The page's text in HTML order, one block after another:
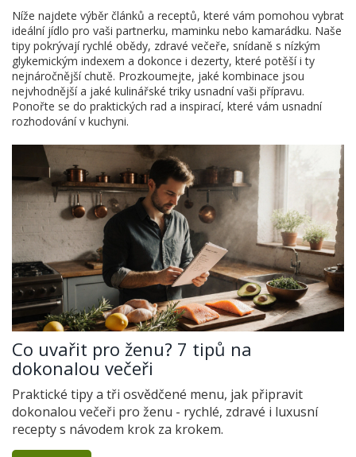
Níže najdete výběr článků a receptů, které vám pomohou vybrat
ideální jídlo pro vaši partnerku, maminku nebo kamarádku. Naše
tipy pokrývají rychlé obědy, zdravé večeře, snídaně s nízkým
glykemickým indexem a dokonce i dezerty, které potěší i ty
nejnáročnější chutě. Prozkoumejte, jaké kombinace jsou
nejvhodnější a jaké kulinářské triky usnadní vaši přípravu.
Ponořte se do praktických rad a inspirací, které vám usnadní
rozhodování v kuchyni.
Co uvařit pro ženu? 7 tipů na
dokonalou večeři
Praktické tipy a tři osvědčené menu, jak připravit
dokonalou večeři pro ženu - rychlé, zdravé i luxusní
recepty s návodem krok za krokem.